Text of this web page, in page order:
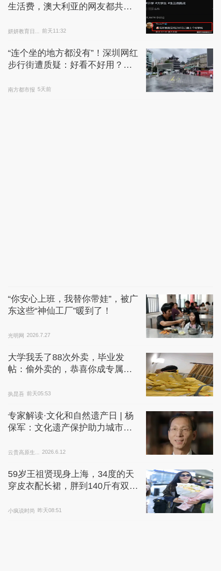
生活费，澳大利亚的网友都共情
妍妍教育日... 前天11:32
“连个坐的地方都没有”！深圳网红
步行街遭质疑：好看不好用？官
南方都市报 5天前
“你安心上班，我替你带娃”，被广
东这些“神仙工厂”暖到了！
光明网 2026.7.27
大学我丢了88次外卖，毕业发
帖：偷外卖的，恭喜你成专属研
执昆吾 前天05:53
专家解读·文化和自然遗产日 | 杨
保军：文化遗产保护助力城市高
云贵高原生... 2026.6.12
59岁王祖贤现身上海，34度的天
穿皮衣配长裙，胖到140斤有双下
小疯说时尚 昨天08:51